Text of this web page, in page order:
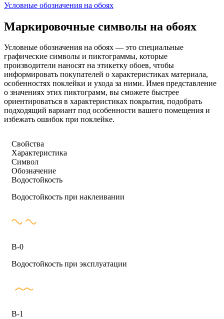
Условные обозначения на обоях
Маркировочные символы на обоях
Условные обозначения на обоях — это специальные
графические символы и пиктограммы, которые
производители наносят на этикетку обоев, чтобы
информировать покупателей о характеристиках материала,
особенностях поклейки и ухода за ними. Имея представление
о значениях этих пиктограмм, вы сможете быстрее
ориентироваться в характеристиках покрытия, подобрать
подходящий вариант под особенности вашего помещения и
избежать ошибок при поклейке.
Свойства
Характеристика
Символ
Обозначение
Водостойкость
Водостойкость при наклеивании
В-0
Водостойкость при эксплуатации
В-1